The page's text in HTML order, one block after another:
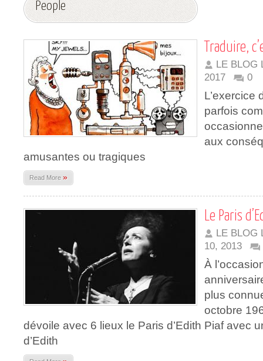
People
Traduire,
LE BLOG
2017
0
L’exercice
parfois
aux
amusantes ou tragiques
Read More »
Le Paris
LE BLOG
10, 2013
À
plus
octobre
dévoile avec 6 lieux le Paris d’Edith Piaf avec
d’Edith